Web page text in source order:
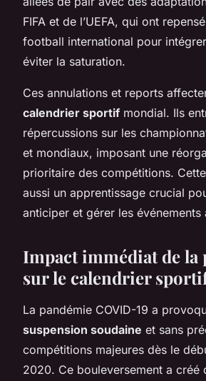
FIFA et de l’UEFA, qui ont
football international pour
éviter la saturation.
Ces annulations et reports
calendrier sportif mondial. Ils
répercussions sur les
et mondiaux, imposant une
prioritaire des compétitions.
aussi un apprentissage crucial
anticiper et gérer les événements
Impact immédiat de la
sur le calendrier
La pandémie COVID-19 a
suspension soudaine et sans
compétitions majeures dès le
2020. Ce bouleversement a créé